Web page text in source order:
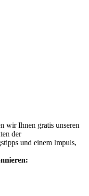
wir Ihnen gratis unseren
der
und einem Impuls,